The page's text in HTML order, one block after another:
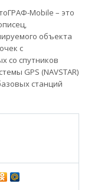
Mobile – это
объекта
с
со спутников
GPS (NAVSTAR)
станций